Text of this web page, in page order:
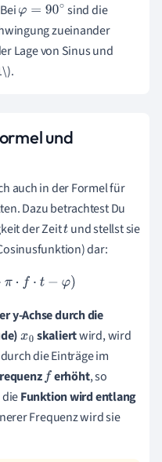
φ=90 ∘
sind die
zueinander
Lage von Sinus und
und
auch in der Formel für
Dazu betrachtest Du
der Zeitt und stellst sie
dar:
π⋅f ⋅t −φ
y-Achse durch die
x0 skaliertwird, wird
die Einträge im
f erhöht, so
Funktion wird entlang
Frequenz wird sie